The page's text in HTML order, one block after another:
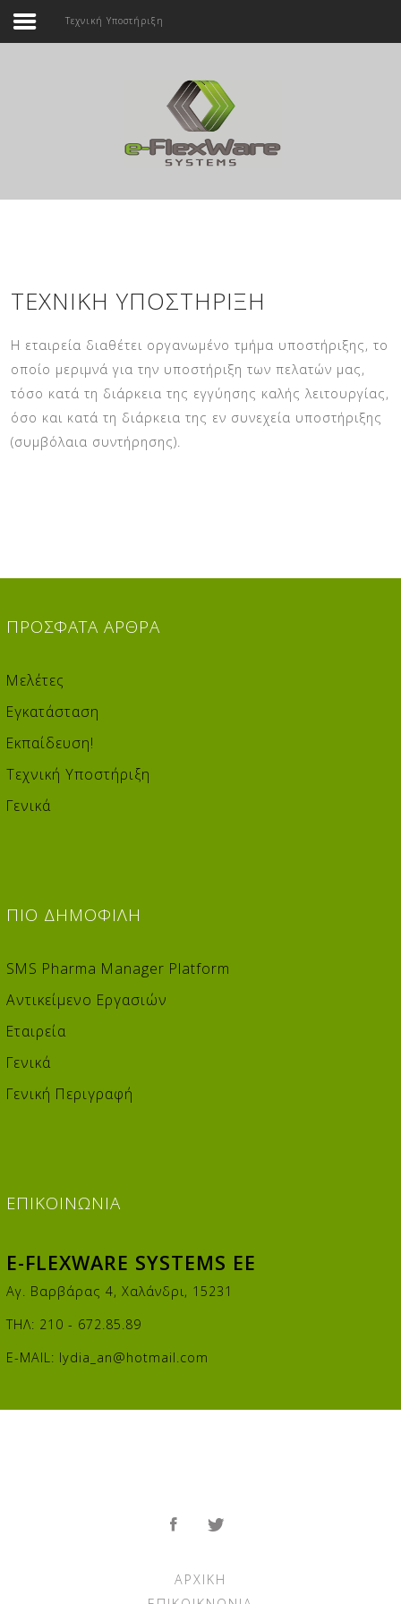
Τεχνική Υποστήριξη
ΤΕΧΝΙΚΉ ΥΠΟΣΤΉΡΙΞΗ
Η εταιρεία διαθέτει οργανωμένο τμήμα υποστήριξης, το
οποίο μεριμνά για την υποστήριξη των πελατών μας,
τόσο κατά τη διάρκεια της εγγύησης καλής λειτουργίας,
όσο και κατά τη διάρκεια της εν συνεχεία υποστήριξης
(συμβόλαια συντήρησης).
ΠΡΌΣΦΑΤΑ ΆΡΘΡΑ
Μελέτες
Εγκατάσταση
Εκπαίδευση!
Τεχνική Υποστήριξη
Γενικά
ΠΙΟ ΔΗΜΟΦΙΛΉ
SMS Pharma Manager Platform
Αντικείμενο Εργασιών
Εταιρεία
Γενικά
Γενική Περιγραφή
ΕΠΙΚΟΙΝΩΝΊΑ
E-FLEXWARE SYSTEMS EE
Αγ. Βαρβάρας 4, Χαλάνδρι, 15231
ΤΗΛ: 210 - 672.85.89
E-MAIL: lydia_an@hotmail.com
ΑΡΧΙΚΉ